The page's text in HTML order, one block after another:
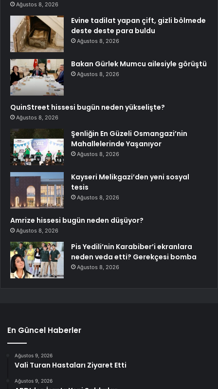
Ağustos 8, 2026
Evine tadilat yapan çift, gizli bölmede
deste deste para buldu
Ağustos 8, 2026
Bakan Gürlek Mumcu ailesiyle görüştü
Ağustos 8, 2026
QuinStreet hissesi bugün neden yükselişte?
Ağustos 8, 2026
Şenliğin En Güzeli Osmangazi’nin
Mahallelerinde Yaşanıyor
Ağustos 8, 2026
Kayseri Melikgazi’den yeni sosyal
tesis
Ağustos 8, 2026
Amrize hissesi bugün neden düşüyor?
Ağustos 8, 2026
Pis Yedili’nin Karabiber’i ekranlara
neden veda etti? Gerekçesi bomba
Ağustos 8, 2026
En Güncel Haberler
Ağustos 9, 2026
Vali Turan Hastaları Ziyaret Etti
Ağustos 9, 2026